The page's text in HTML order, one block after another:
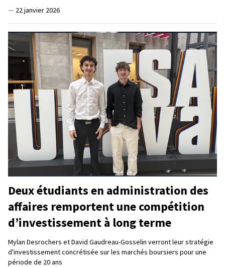
— 22 janvier 2026
Deux étudiants en administration des
affaires remportent une compétition
d’investissement à long terme
Mylan Desrochers et David Gaudreau-Gosselin verront leur stratégie
d'investissement concrétisée sur les marchés boursiers pour une
période de 20 ans